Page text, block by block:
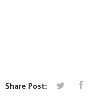
Share Post: